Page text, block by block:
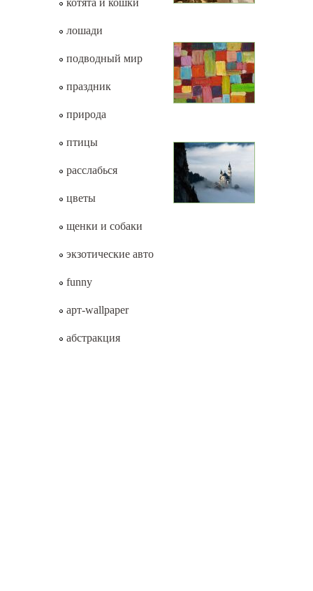
котята и кошки
лошади
подводный мир
праздник
природа
птицы
расслабься
цветы
щенки и собаки
экзотические авто
funny
арт-wallpaper
абстракция